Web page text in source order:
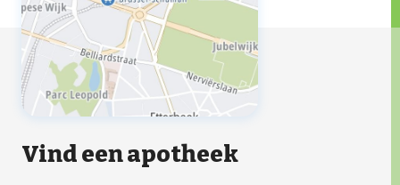
Vind een apotheek